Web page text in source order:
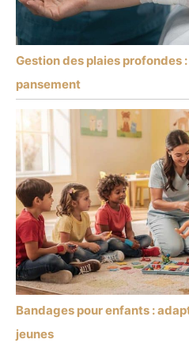
Gestion des plaies profondes
pansement
Bandages pour enfants :
jeunes